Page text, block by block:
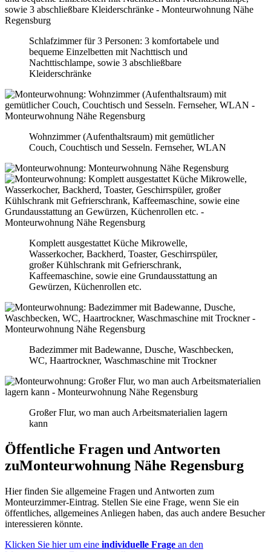
Schlafzimmer für 3 Personen: 3 komfortabele und
bequeme Einzelbetten mit Nachttisch und
Nachttischlampe, sowie 3 abschließbare
Kleiderschränke
Wohnzimmer (Aufenthaltsraum) mit gemütlicher
Couch, Couchtisch und Sesseln. Fernseher, WLAN
Komplett ausgestattet Küche Mikrowelle,
Wasserkocher, Backherd, Toaster, Geschirrspüler,
großer Kühlschrank mit Gefrierschrank,
Kaffeemaschine, sowie eine Grundausstattung an
Gewürzen, Küchenrollen etc.
Badezimmer mit Badewanne, Dusche, Waschbecken,
WC, Haartrockner, Waschmaschine mit Trockner
Großer Flur, wo man auch Arbeitsmaterialien lagern
kann
Öffentliche Fragen und Antworten
zuMonteurwohnung Nähe Regensburg
Hier finden Sie allgemeine Fragen und Antworten zum
Monteurzimmer-Eintrag. Stellen Sie eine Frage, wenn Sie ein
öffentliches, allgemeines Anliegen haben, das auch andere Besucher
interessieren könnte.
Klicken Sie hier um eine individuelle Frage an den